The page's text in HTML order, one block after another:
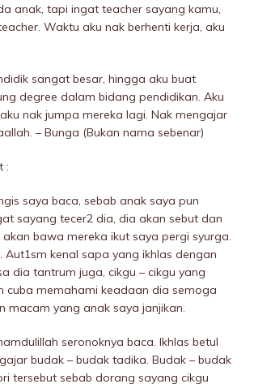
anak, tapi ingat teacher sayang kamu,
Waktu aku nak berhenti kerja, aku
sangat besar, hingga aku buat
degree dalam bidang pendidikan. Aku
nak jumpa mereka lagi. Nak mengajar
– Bunga (Bukan nama sebenar)
:
saya baca, sebab anak saya pun
sayang tecer2 dia, dia akan sebut dan
bawa mereka ikut saya pergi syurga.
Aut1sm kenal sapa yang ikhlas dengan
dia tantrum juga, cikgu – cikgu yang
cuba memahami keadaan dia semoga
macam yang anak saya janjikan.
seronoknya baca. Ikhlas betul
budak – budak tadika. Budak – budak
tersebut sebab dorang sayang cikgu